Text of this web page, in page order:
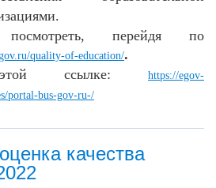
перейдя по
quality-of-education/.
ссылке:
https://egov-
portal-bus-gov-ru-/
качества